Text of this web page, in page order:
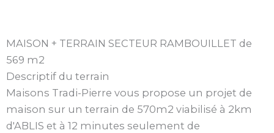
MAISON + TERRAIN SECTEUR RAMBOUILLET de
569 m2
Descriptif du terrain
Maisons Tradi-Pierre vous propose un projet de
maison sur un terrain de 570m2 viabilisé à 2km
d'ABLIS et à 12 minutes seulement de